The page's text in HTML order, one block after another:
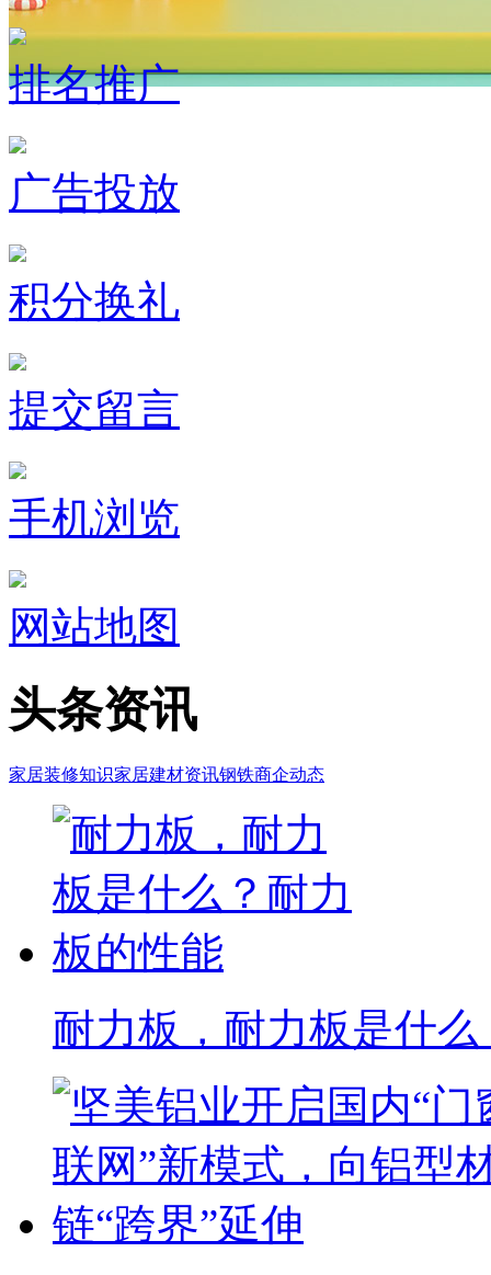
排名推广
广告投放
积分换礼
提交留言
手机浏览
网站地图
头条资讯
家居装修知识家居建材资讯钢铁商企动态
耐力板，耐力板是什